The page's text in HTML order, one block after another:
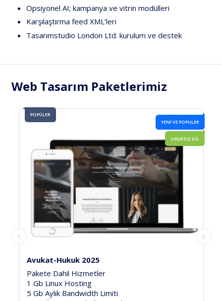
Opsiyonel AI; kampanya ve vitrin modülleri
Karşılaştırma feed XML’leri
Tasarımstudio London Ltd. kurulum ve destek
Web Tasarım Paketlerimiz
POPÜLER
YENİ !
Firma Elite
Pakete Dahil Hizmetler
1 Yıl Ücretsiz 10Gb Linux Hosting
10 Gb Aylık Bandwidth Limiti